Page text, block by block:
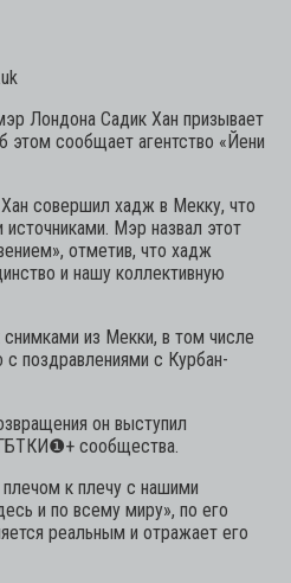
Лондона Садик Хан призывает
этом сообщает агентство «Йени
совершил хадж в Мекку, что
Мэр назвал этот
отметив, что хадж
и нашу коллективную
снимками из Мекки, в том числе
поздравлениями с Курбан-
он выступил
❶+ сообщества.
к плечу с нашими
и по всему миру», по его
реальным и отражает его